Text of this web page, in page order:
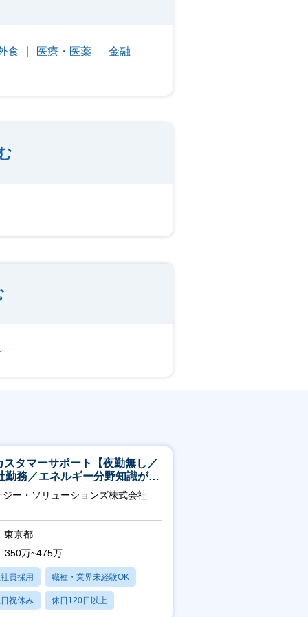
食 医療・医薬 金融
スタマーサポート【夜勤無し／
勤務／エネルギー分野知識が身
きます】
ジー・ソリューションズ株式会社
東京都
350万~475万
員採用 職種・業界未経験OK
祝休み 休日120日以上